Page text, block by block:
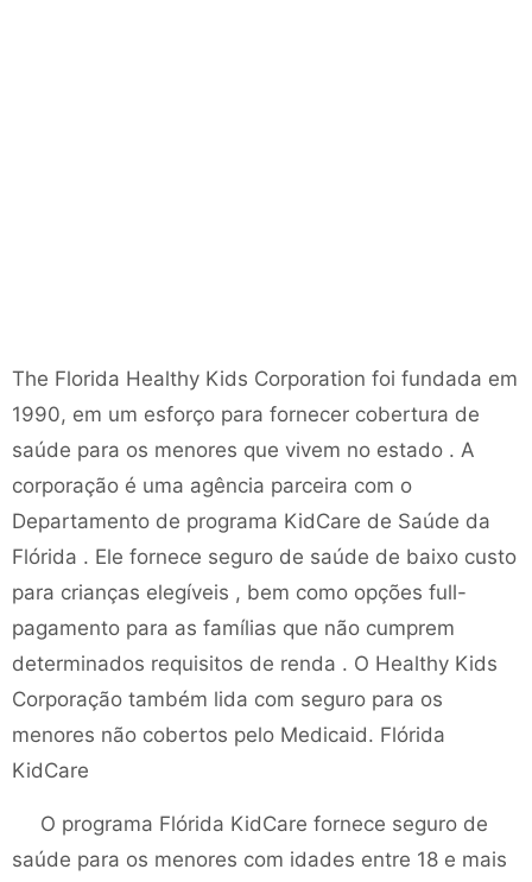
The Florida Healthy Kids Corporation foi fundada em
1990, em um esforço para fornecer cobertura de
saúde para os menores que vivem no estado . A
corporação é uma agência parceira com o
Departamento de programa KidCare de Saúde da
Flórida . Ele fornece seguro de saúde de baixo custo
para crianças elegíveis , bem como opções full-
pagamento para as famílias que não cumprem
determinados requisitos de renda . O Healthy Kids
Corporação também lida com seguro para os
menores não cobertos pelo Medicaid. Flórida
KidCare
O programa Flórida KidCare fornece seguro de
saúde para os menores com idades entre 18 e mais